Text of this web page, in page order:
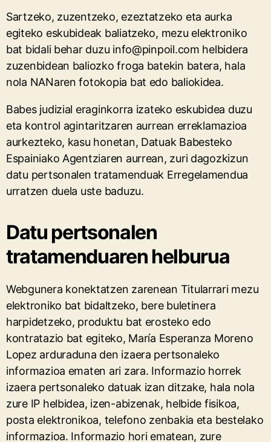
Sartzeko, zuzentzeko, ezeztatzeko eta aurka
egiteko eskubideak baliatzeko, mezu elektroniko
bat bidali behar duzu info@pinpoil.com helbidera
zuzenbidean baliozko froga batekin batera, hala
nola NANaren fotokopia bat edo baliokidea.
Babes judizial eraginkorra izateko eskubidea duzu
eta kontrol agintaritzaren aurrean erreklamazioa
aurkezteko, kasu honetan, Datuak Babesteko
Espainiako Agentziaren aurrean, zuri dagozkizun
datu pertsonalen tratamenduak Erregelamendua
urratzen duela uste baduzu.
Datu pertsonalen
tratamenduaren helburua
Webgunera konektatzen zarenean Titularrari mezu
elektroniko bat bidaltzeko, bere buletinera
harpidetzeko, produktu bat erosteko edo
kontratazio bat egiteko, María Esperanza Moreno
Lopez arduraduna den izaera pertsonaleko
informazioa ematen ari zara. Informazio horrek
izaera pertsonaleko datuak izan ditzake, hala nola
zure IP helbidea, izen-abizenak, helbide fisikoa,
posta elektronikoa, telefono zenbakia eta bestelako
informazioa. Informazio hori ematean, zure